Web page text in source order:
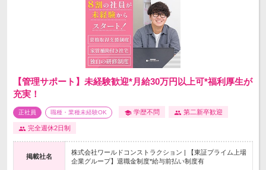
【管理サポート】未経験歓迎*月給30万円以上可*福利厚生が
充実！
正社員 職種・業種未経験OK 学歴不問 第二新卒歓迎
完全週休2日制
掲載社名
株式会社ワールドコンストラクション | 【東証プライム上場
企業グループ】退職金制度*給与前払い制度有